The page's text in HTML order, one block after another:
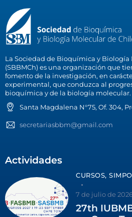
La Sociedad de Bioquímica y Biología
(SBBMCh) es una organización que
fomento de la investigación, en
experimental, que conduzca al
bioquímica y de la biología molecular.
Santa Magdalena N°75, Of. 304,
secretariasbbm@gmail.com
Actividades
CURSOS,
7 de julio de
27th